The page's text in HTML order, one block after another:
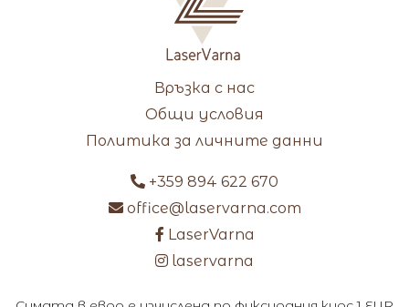
Връзка с нас
Общи условия
Политика за личните данни
+359 894 622 670
office@laservarna.com
LaserVarna
laservarna